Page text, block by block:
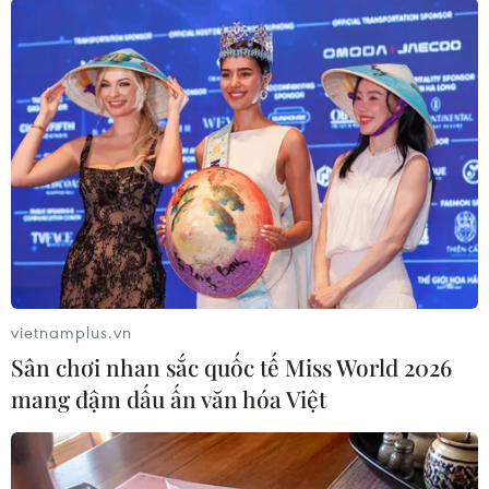
Bí thư Thành ủy Hà Nội
thúc tiến độ hai dự án giao
thông trọng điểm Nam
Thủ đô
08/08/2026 08:52
Đề xuất hơn 65.500 tỷ đồng
đầu tư Dự án đường cao tốc
nối Lai Châu-Lào Cai
08/08/2026 08:45
Nghệ An: Sạt lở nghiêm
Vụ phế liệu bằng sắt, nhọn
vietnamplus.vn
Sân chơi nhan sắc quốc tế Miss World 2026
mang đậm dấu ấn văn hóa Việt